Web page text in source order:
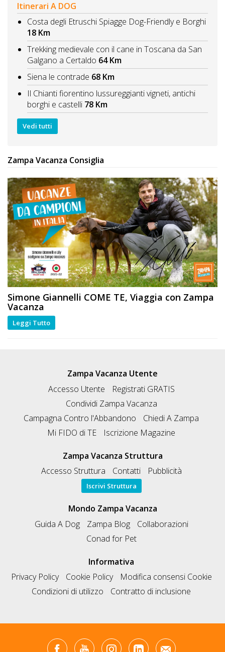
Itinerari A DOG
Costa degli Etruschi Spiagge Dog-Friendly e Borghi
18 Km
Trekking medievale con il cane in Toscana da San
Galgano a Certaldo 64 Km
Siena le contrade 68 Km
Il Chianti fiorentino lussureggianti vigneti, antichi
borghi e castelli 78 Km
Vedi tutti
Zampa Vacanza Consiglia
Simone Giannelli COME TE, Viaggia con Zampa
Vacanza
Leggi Tutto
Zampa Vacanza Utente
Accesso Utente
Registrati GRATIS
Condividi Zampa Vacanza
Campagna Contro l'Abbandono
Chiedi A Zampa
Mi FIDO di TE
Iscrizione Magazine
Zampa Vacanza Struttura
Accesso Struttura
Contatti Pubblicità
Iscrivi Struttura
Mondo Zampa Vacanza
Guida A Dog
Zampa Blog
Collaborazioni
Conad for Pet
Informativa
Privacy Policy
Cookie Policy
Modifica consensi Cookie
Condizioni di utilizzo
Contratto di inclusione